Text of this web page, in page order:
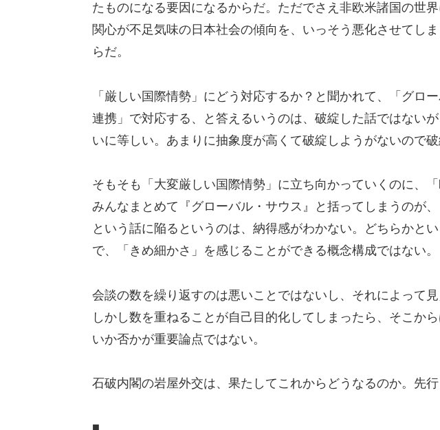
たものになる要因になるからだ。ただでさえ非欧米諸国の世
関心が不足気味の日本社会の傾向を、いっそう悪化させてし
らだ。
「厳しい国際情勢」にどう対応するか？と聞かれて、「グロ
連携」で対応する、と答えるいうのは、破綻した話ではない
いに等しい。あまりに抽象度が高くて破綻しようがないので破
そもそも「大変厳しい国際情勢」に立ち向かっていくのに、
みんなまとめて『グローバル・サウス』と括ってしまうのが、
という話に陥るというのは、納得感がわかない。どちらかと
で、「きめ細かさ」を感じることができる概念構成ではない。
会談の数を繰り返すのは悪いことではないし、それによって見
しかし数を重ねることが自己目的化してしまったら、そこか
いか否かが重要論点ではない。
石破内閣の岩屋外交は、果たしてこれからどうなるのか。先行